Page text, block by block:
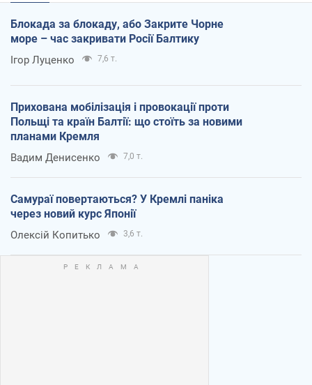
Блокада за блокаду, або Закрите Чорне
море – час закривати Росії Балтику
Ігор Луценко 7,6 т.
Прихована мобілізація і провокації проти
Польщі та країн Балтії: що стоїть за новими
планами Кремля
Вадим Денисенко 7,0 т.
Самураї повертаються? У Кремлі паніка
через новий курс Японії
Олексій Копитько 3,6 т.